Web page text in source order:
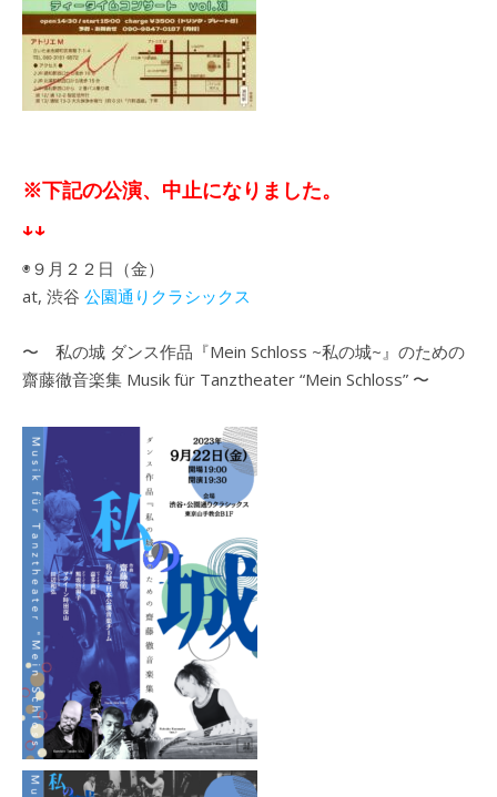
※下記の公演、中止になりました。
↓↓
◉９月２２日（金）
at, 渋谷 公園通りクラシックス
〜 私の城 ダンス作品『Mein Schloss ~私の城~』のための
齋藤徹音楽集 Musik für Tanztheater “Mein Schloss” 〜